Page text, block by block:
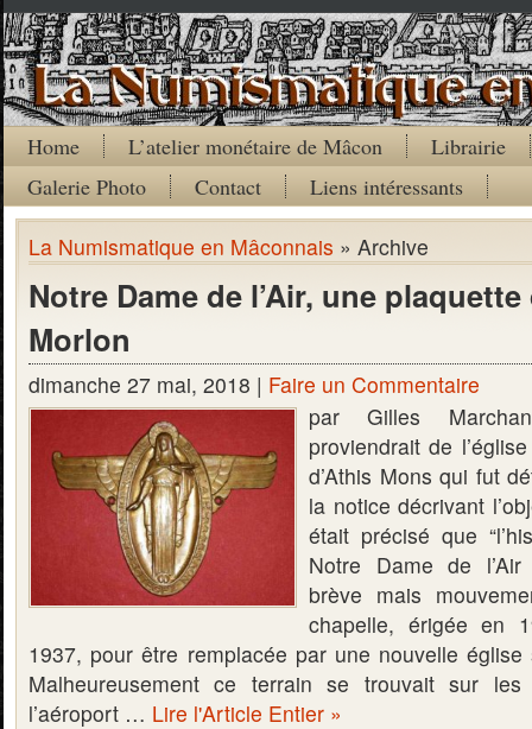
Home L’atelier monétaire de Mâcon
Librairie
Galerie Photo
Contact Liens intéressants
La Numismatique en Mâconnais » Archive
Notre Dame de l’Air, une plaquette
Morlon
dimanche 27 mai, 2018 | Faire un Commentaire
par Gilles
proviendrait de
d’Athis Mons qui fut
la notice décrivant
était précisé que
Notre Dame de
brève mais
chapelle, érigée en
1937, pour être remplacée par une nouvelle
Malheureusement ce terrain se trouvait sur
l’aéroport … Lire l'Article Entier »